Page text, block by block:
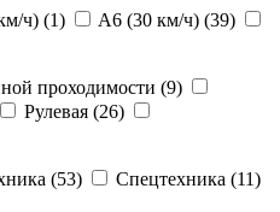
ч) (1) A6 (30 км/ч) (39)
проходимости (9)
Рулевая (26)
(53) Спецтехника (11)